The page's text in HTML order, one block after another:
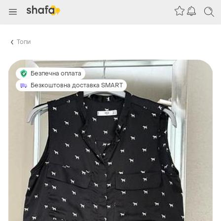
Топи
Безпечна оплата
Безкоштовна доставка SMART